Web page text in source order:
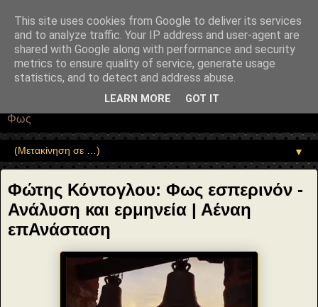
"potentialAction": { "@type": "ReadAction", "target":
"https://www.sophia-ntrekou.gr/2025/07/fos-esperinon-kontoglou.html"
Αέναη επΑνάσταση
• Επιστήμη • Ψυχολογία • Λογοτεχνία • Τέχνες • Θεολογία •
Φιλοσοφία • Στοχασμοί... για τη μνήμη, τον άνθρωπο και το
Φως
▼
Φώτης Κόντογλου: Φως εσπερινόν -
Ανάλυση και ερμηνεία | Αέναη
επΑνάσταση
This site uses cookies from Google to deliver its services
and to analyze traffic. Your IP address and user-agent are
shared with Google along with performance and security
metrics to ensure quality of service, generate usage
statistics, and to detect and address abuse.
LEARN MORE GOT IT